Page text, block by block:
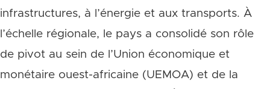
infrastructures, à l’énergie et aux transports. À
l’échelle régionale, le pays a consolidé son rôle
de pivot au sein de l’Union économique et
monétaire ouest-africaine (UEMOA) et de la